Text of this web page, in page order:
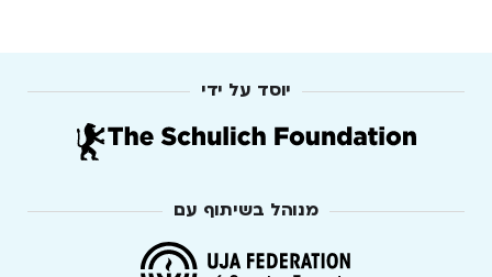
יוסד על ידי
מנוהל בשיתוף עם